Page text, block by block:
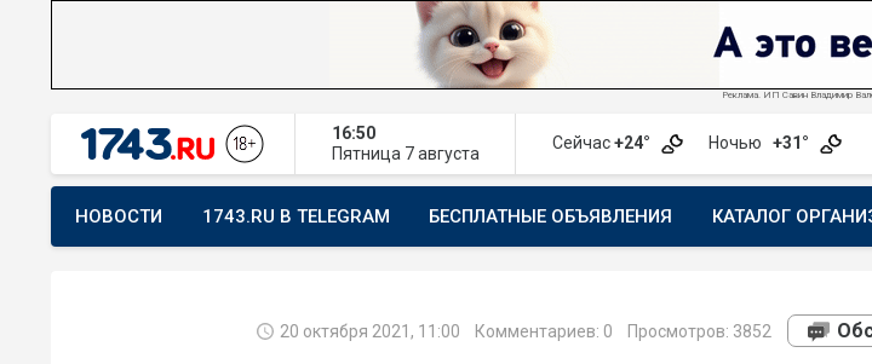
Реклама. ИП Савин Владимир
16:50
Пятница 7 августа
Сейчас+24° Ночью +31°
НОВОСТИ 1743.RU В TELEGRAM БЕСПЛАТНЫЕ ОБЪЯВЛЕНИЯ КАТАЛОГ
20 октября 2021, 11:00 Комментариев: 0 Просмотров: 3852